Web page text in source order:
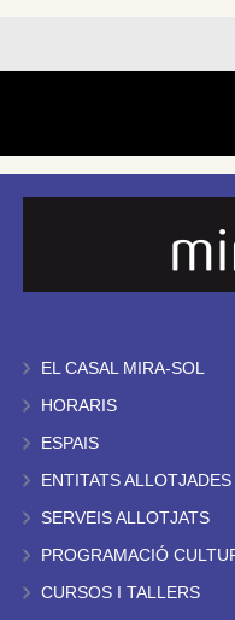
EL CASAL MIRA-SOL
HORARIS
ESPAIS
ENTITATS ALLOTJADES
SERVEIS ALLOTJATS
PROGRAMACIÓ
CURSOS I TALLERS